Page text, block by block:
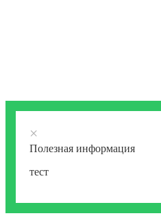
×
Полезная информация
тест